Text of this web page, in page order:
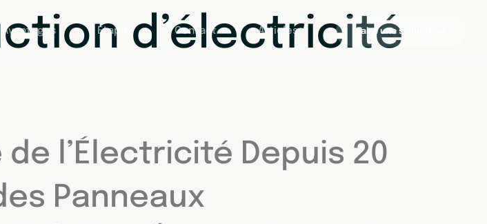
Avantages Étapes Contact Articles Faire une simulation
d’électricité
l’Électricité Depuis 20
Panneaux